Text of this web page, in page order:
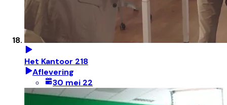
Het Kantoor 218
Aflevering
30 mei 22